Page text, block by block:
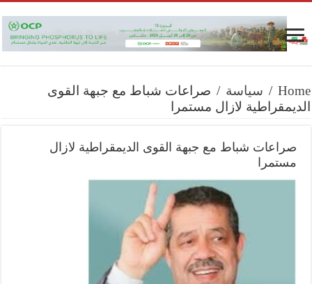
Home
/ سياسة / صراعات شباط مع جبهة القوى
الديمقراطية لازال مستمرا
صراعات شباط مع جبهة القوى الديمقراطية لازال
مستمرا